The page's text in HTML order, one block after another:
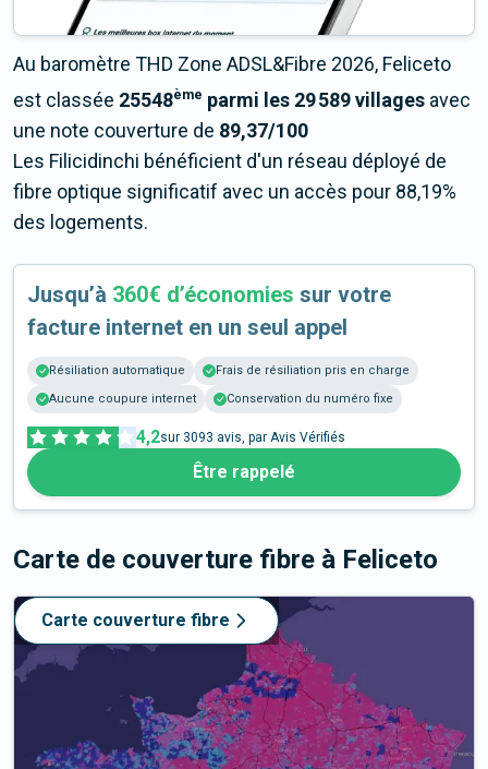
Au baromètre THD Zone ADSL&Fibre 2026, Feliceto
est classée 25548ème parmi les 29 589 villages avec
une note couverture de 89,37/100
Les Filicidinchi bénéficient d'un réseau déployé de
fibre optique significatif avec un accès pour 88,19%
des logements.
Jusqu’à 360€ d’économies sur votre
facture internet en un seul appel
Résiliation automatique
Frais de résiliation pris en charge
Aucune coupure internet
Conservation du numéro fixe
4,2sur 3093 avis, par Avis Vérifiés
Être rappelé
Carte de couverture fibre à Feliceto
Carte couverture fibre